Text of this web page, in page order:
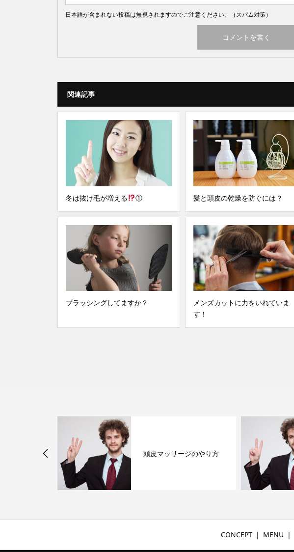
日本語が含まれない投稿は無視されますのでご注意ください。（スパム対策）
関連記事
冬は抜け毛が増える ① 髪と頭皮の乾燥を防ぐには？
ブラッシングしてますか？
メンズカットに力をいれていま
す！
頭皮マッサージのやり方
CONCEPT MENU